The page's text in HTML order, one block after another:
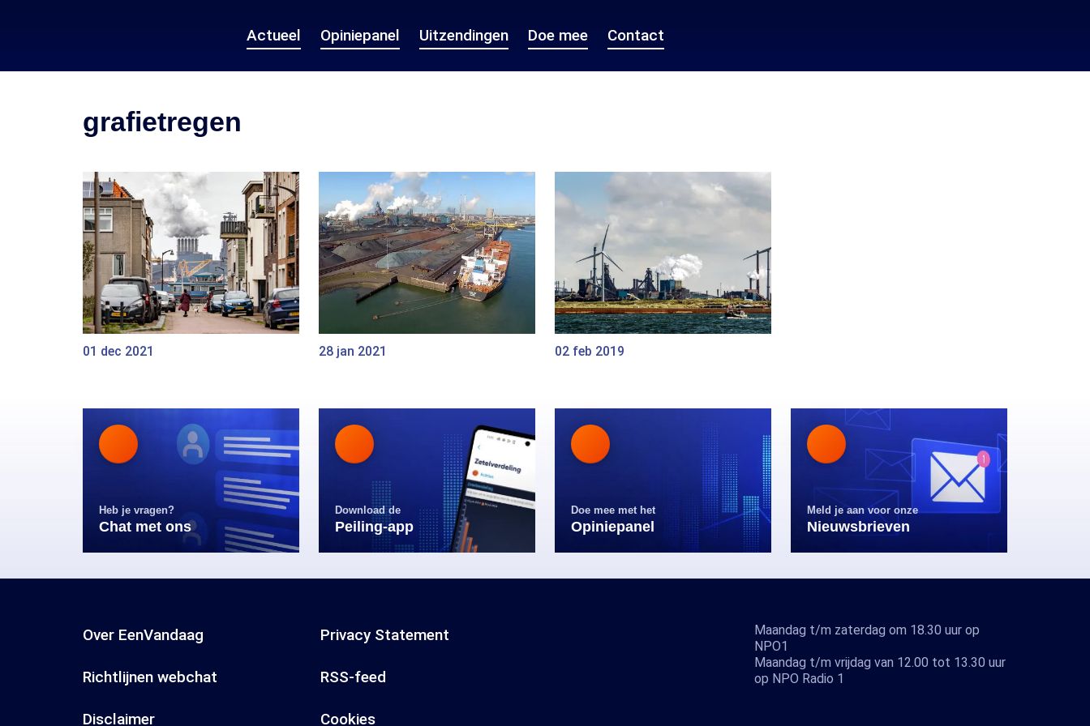
Actueel Opiniepanel Uitzendingen Doe mee Contact
grafietregen
01 dec 2021 28 jan 2021 02 feb 2019
Heb je vragen?
Chat met ons
Download de
Peiling-app
Doe mee met het
Opiniepanel
Meld je aan voor onze
Nieuwsbrieven
Over EenVandaag Privacy Statement
Richtlijnen webchat RSS-feed
Disclaimer Cookies
Maandag t/m zaterdag om 18.30 uur op
NPO1
Maandag t/m vrijdag van 12.00 tot 13.30 uur
op NPO Radio 1